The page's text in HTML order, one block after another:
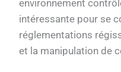
environnement
intéressante pour se
réglementations
et la manipulation de